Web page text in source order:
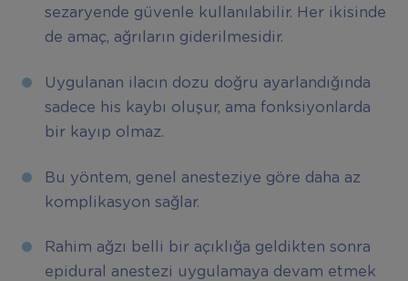
sezaryende güvenle kullanılabilir. Her ikisinde
de amaç, ağrıların giderilmesidir.
Uygulanan ilacın dozu doğru ayarlandığında
sadece his kaybı oluşur, ama fonksiyonlarda
bir kayıp olmaz.
Bu yöntem, genel anesteziye göre daha az
komplikasyon sağlar.
Rahim ağzı belli bir açıklığa geldikten sonra
epidural anestezi uygulamaya devam etmek